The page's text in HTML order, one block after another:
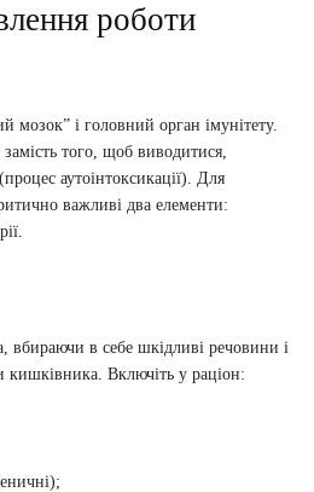
роботи
і головний орган імунітету.
того, щоб виводитися,
аутоінтоксикації). Для
важливі два елементи:
вбираючи в себе шкідливі речовини і
Включіть у раціон: